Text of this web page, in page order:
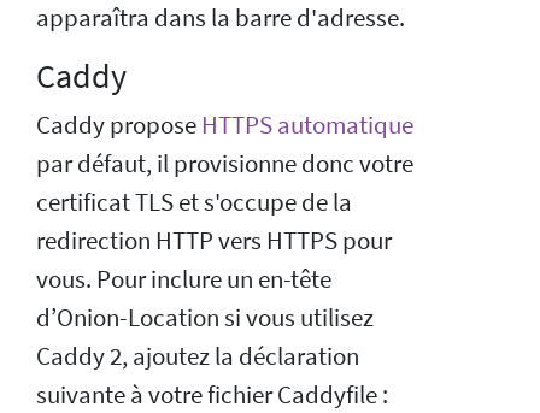
apparaîtra dans la barre d'adresse.
Caddy
Caddy propose HTTPS automatique
par défaut, il provisionne donc votre
certificat TLS et s'occupe de la
redirection HTTP vers HTTPS pour
vous. Pour inclure un en-tête
d’Onion-Location si vous utilisez
Caddy 2, ajoutez la déclaration
suivante à votre fichier Caddyfile :